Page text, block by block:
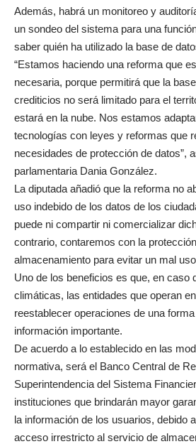
Además, habrá un monitoreo y
un sondeo del sistema para una
saber quién ha utilizado la base de
“Estamos haciendo una reforma que
necesaria, porque permitirá que la
crediticios no será limitado para el
estará en la nube. Nos estamos
tecnologías con leyes y reformas que
necesidades de protección de datos”,
parlamentaria Dania González.
La diputada añadió que la reforma no
uso indebido de los datos de los
puede ni compartir ni comercializar
contrario, contaremos con la
almacenamiento para evitar un mal
Uno de los beneficios es que, en caso
climáticas, las entidades que operan
reestablecer operaciones de una
información importante.
De acuerdo a lo establecido en las
normativa, será el Banco Central de
Superintendencia del Sistema
instituciones que brindarán mayor
la información de los usuarios, debido
acceso irrestricto al servicio de